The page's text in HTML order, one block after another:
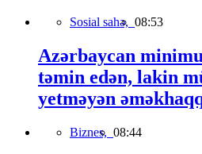
Sosial sahə, 08:53
Azərbaycan
təmin edən, lakin
yetməyən
Biznes, 08:44